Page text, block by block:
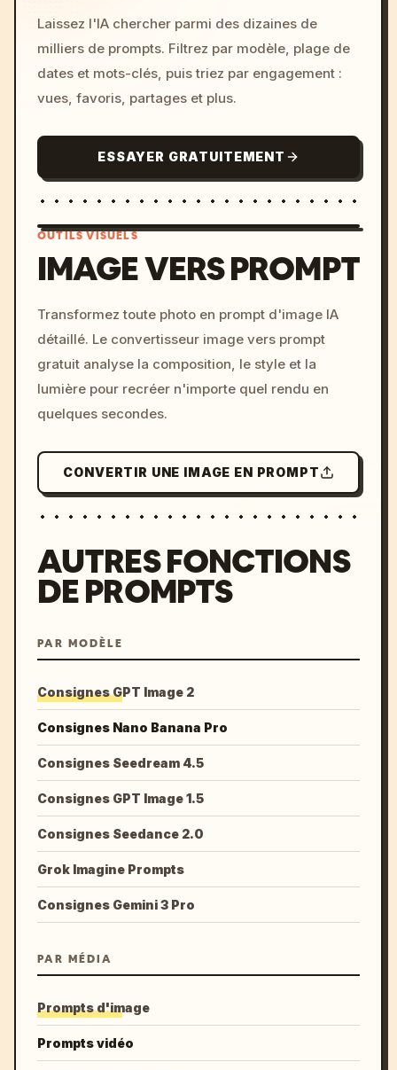
Laissez l'IA chercher parmi des dizaines de
milliers de prompts. Filtrez par modèle, plage de
dates et mots-clés, puis triez par engagement :
vues, favoris, partages et plus.
ESSAYER GRATUITEMENT
c, cyberpunk sunset, neon
colors, 8k --v 6.0
OUTILS VISUELS
IMAGE VERS PROMPT
Transformez toute photo en prompt d'image IA
détaillé. Le convertisseur image vers prompt
gratuit analyse la composition, le style et la
lumière pour recréer n'importe quel rendu en
quelques secondes.
CONVERTIR UNE IMAGE EN PROMPT
AUTRES FONCTIONS
DE PROMPTS
PAR MODÈLE
Consignes GPT Image 2
Consignes Nano Banana Pro
Consignes Seedream 4.5
Consignes GPT Image 1.5
Consignes Seedance 2.0
Grok Imagine Prompts
Consignes Gemini 3 Pro
PAR MÉDIA
Prompts d'image
Prompts vidéo